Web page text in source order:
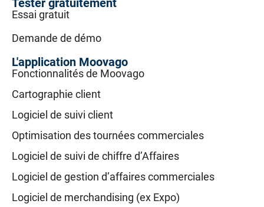
Tester gratuitement
Essai gratuit
Demande de démo
L'application Moovago
Fonctionnalités de Moovago
Cartographie client
Logiciel de suivi client
Optimisation des tournées commerciales
Logiciel de suivi de chiffre d’Affaires
Logiciel de gestion d’affaires commerciales
Logiciel de merchandising (ex Expo)